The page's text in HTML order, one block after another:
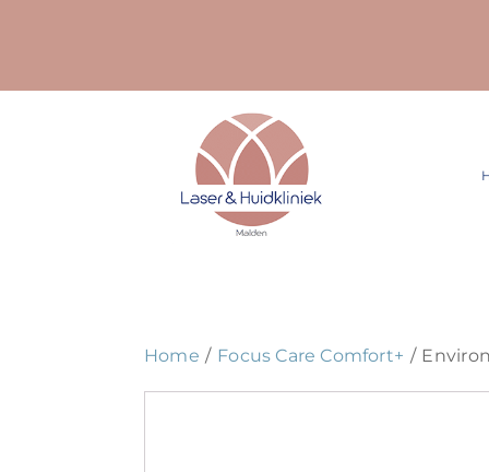
Home Focus Care Comfort+